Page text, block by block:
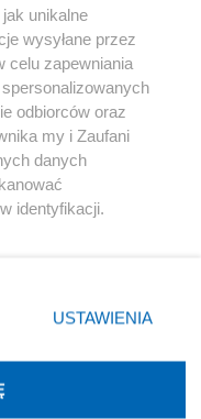
Youtube
unikalne
wysyłane przez
celu zapewniania
odbiorców oraz
my i Zaufani
danych
identyfikacji.
prywatności
strony
zgody
się takiemu
zastosowania tylko
USTAWIENIA